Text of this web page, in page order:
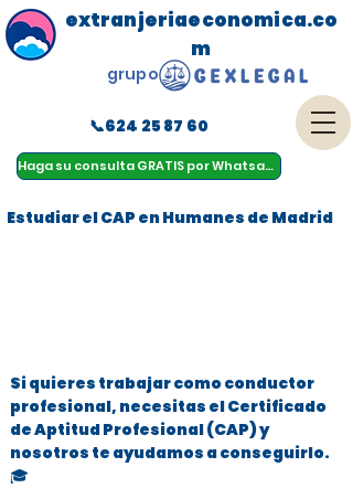
Haga su consulta GRATIS por Whatsapp
menu
extranjeriaeconomica.co
m
📞624 25 87 60
grupo
Estudiar el CAP en Humanes de Madrid
Si quieres trabajar como conductor
profesional, necesitas el Certificado
de Aptitud Profesional (CAP) y
nosotros te ayudamos a conseguirlo.
🎓